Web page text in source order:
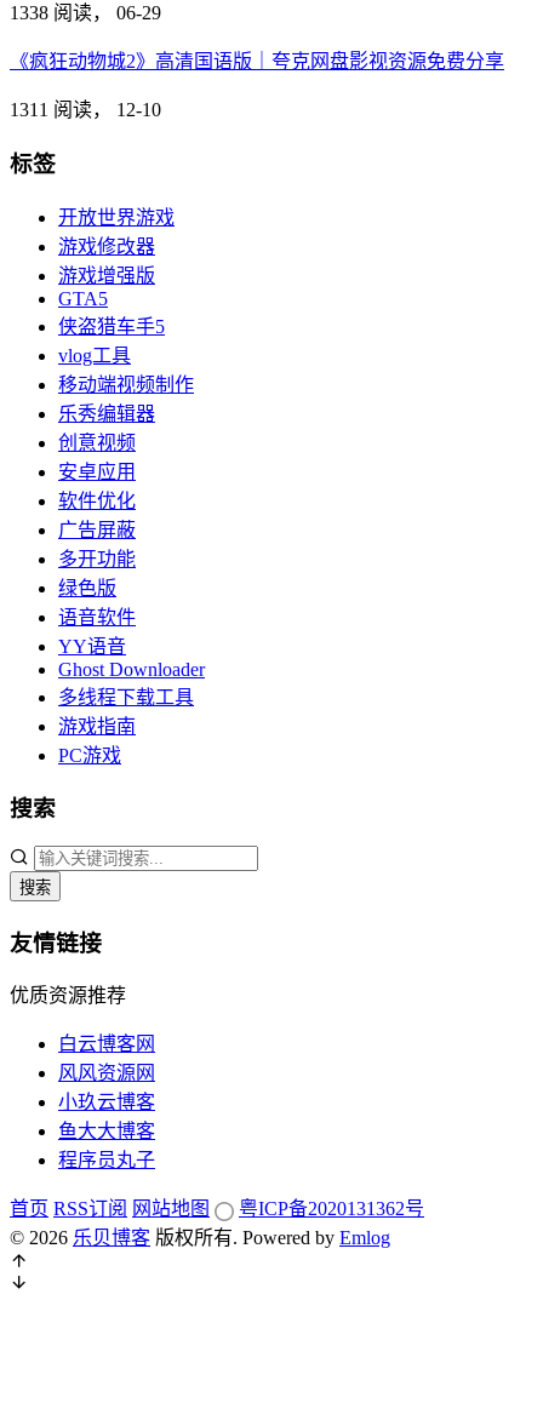
1338 阅读， 06-29
《疯狂动物城2》高清国语版｜夸克网盘影视资源免费分享
1311 阅读， 12-10
标签
开放世界游戏
游戏修改器
游戏增强版
GTA5
侠盗猎车手5
vlog工具
移动端视频制作
乐秀编辑器
创意视频
安卓应用
软件优化
广告屏蔽
多开功能
绿色版
语音软件
YY语音
Ghost Downloader
多线程下载工具
游戏指南
PC游戏
搜索
搜索
友情链接
优质资源推荐
白云博客网
风风资源网
小玖云博客
鱼大大博客
程序员丸子
首页 RSS订阅 网站地图
粤ICP备2020131362号
© 2026 乐贝博客 版权所有. Powered by Emlog